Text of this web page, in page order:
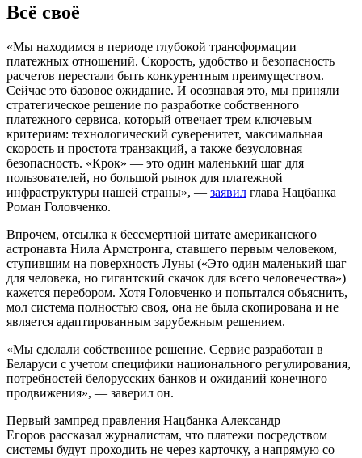
Всё своё
«Мы находимся в периоде глубокой трансформации
платежных отношений. Скорость, удобство и безопасность
расчетов перестали быть конкурентным преимуществом.
Сейчас это базовое ожидание. И осознавая это, мы приняли
стратегическое решение по разработке собственного
платежного сервиса, который отвечает трем ключевым
критериям: технологический суверенитет, максимальная
скорость и простота транзакций, а также безусловная
безопасность. «Крок» — это один маленький шаг для
пользователей, но большой рынок для платежной
инфраструктуры нашей страны», — заявил глава Нацбанка
Роман Головченко.
Впрочем, отсылка к бессмертной цитате американского
астронавта Нила Армстронга, ставшего первым человеком,
ступившим на поверхность Луны («Это один маленький шаг
для человека, но гигантский скачок для всего человечества»)
кажется перебором. Хотя Головченко и попытался объяснить,
мол система полностью своя, она не была скопирована и не
является адаптированным зарубежным решением.
«Мы сделали собственное решение. Сервис разработан в
Беларуси с учетом специфики национального регулирования,
потребностей белорусских банков и ожиданий конечного
продвижения», — заверил он.
Первый зампред правления Нацбанка Александр
Егоров рассказал журналистам, что платежи посредством
системы будут проходить не через карточку, а напрямую со